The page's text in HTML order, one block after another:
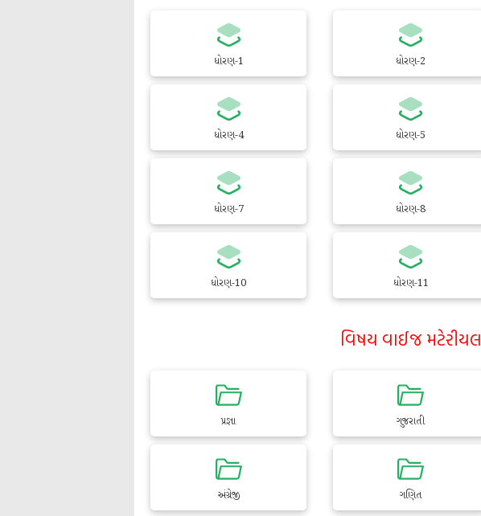
ધોરણ-1 ધોરણ-2
ધોરણ-4 ધોરણ-5
ધોરણ-7 ધોરણ-8
ધોરણ-10 ધોરણ-11
વિષય વાઈજ મટેરીયલ
પ્રજ્ઞા ગુજરાતી
અંગ્રેજી ગણિત